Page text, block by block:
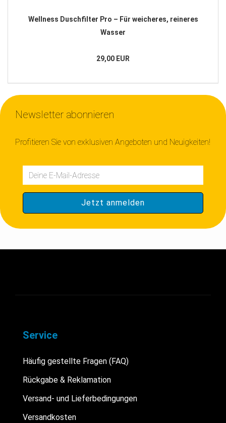
Wellness Duschfilter Pro – Für weicheres, reineres
Wasser
29,00 EUR
Newsletter abonnieren
Profitieren Sie von exklusiven Angeboten und Neuigkeiten!
Service
Häufig gestellte Fragen (FAQ)
Rückgabe & Reklamation
Versand- und Lieferbedingungen
Versandkosten